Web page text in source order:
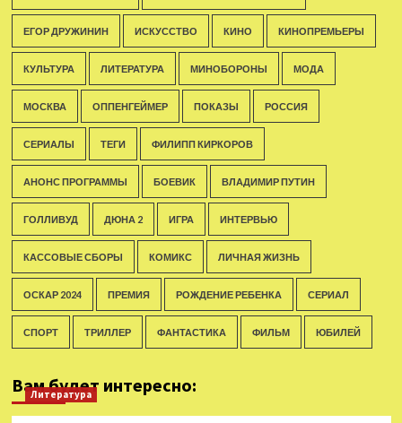
ЕГОР ДРУЖИНИН ИСКУССТВО КИНО КИНОПРЕМЬЕРЫ
КУЛЬТУРА ЛИТЕРАТУРА МИНОБОРОНЫ МОДА
МОСКВА ОППЕНГЕЙМЕР ПОКАЗЫ РОССИЯ
СЕРИАЛЫ ТЕГИ ФИЛИПП КИРКОРОВ
АНОНС ПРОГРАММЫ БОЕВИК ВЛАДИМИР ПУТИН
ГОЛЛИВУД ДЮНА 2 ИГРА ИНТЕРВЬЮ
КАССОВЫЕ СБОРЫ КОМИКС ЛИЧНАЯ ЖИЗНЬ
ОСКАР 2024 ПРЕМИЯ РОЖДЕНИЕ РЕБЕНКА СЕРИАЛ
СПОРТ ТРИЛЛЕР ФАНТАСТИКА ФИЛЬМ ЮБИЛЕЙ
Вам будет интересно:
Литература